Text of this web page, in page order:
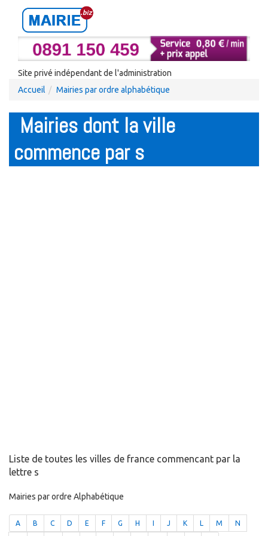
Site privé indépendant de l'administration
Accueil
Mairies par ordre alphabétique
Mairies dont la ville
commence par s
Liste de toutes les villes de france commencant par la
lettre s
Mairies par ordre Alphabétique
A B C D E F G H J K L M N